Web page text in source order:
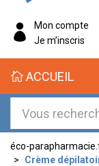
éco-
éco-
Mon compte
Je m’inscris
ACCUEIL
éco-
Crème